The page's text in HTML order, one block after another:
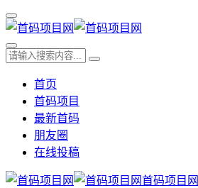
首页
首码项目
最新首码
朋友圈
在线投稿
首码项目网